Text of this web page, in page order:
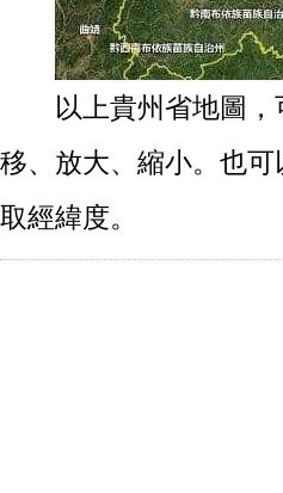
以上貴州省地圖
移、放大、縮小。也
取經緯度。